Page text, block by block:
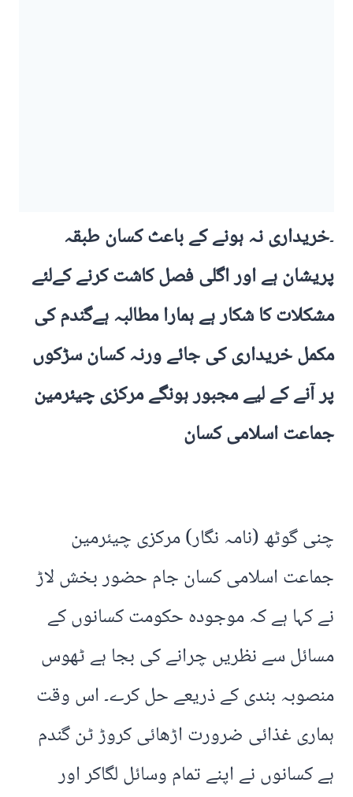
۔خریداری نہ ہونے کے باعث کسان طبقہ
پریشان ہے اور اگلی فصل کاشت کرنے کےلئے
مشکلات کا شکار ہے ہمارا مطالبہ ہےگندم کی
مکمل خریداری کی جائے ورنہ کسان سڑکوں
پر آنے کے لیے مجبور ہونگے مرکزی چیئرمین
جماعت اسلامی کسان
چنی گوٹھ (نامہ نگار) مرکزی چیئرمین
جماعت اسلامی کسان جام حضور بخش لاڑ
نے کہا ہے کہ موجودہ حکومت کسانوں کے
مسائل سے نظریں چرانے کی بجا ہے ٹھوس
منصوبہ بندی کے ذریعے حل کرے۔ اس وقت
ہماری غذائی ضرورت اڑھائی کروڑ ٹن گندم
ہے کسانوں نے اپنے تمام وسائل لگاکر اور